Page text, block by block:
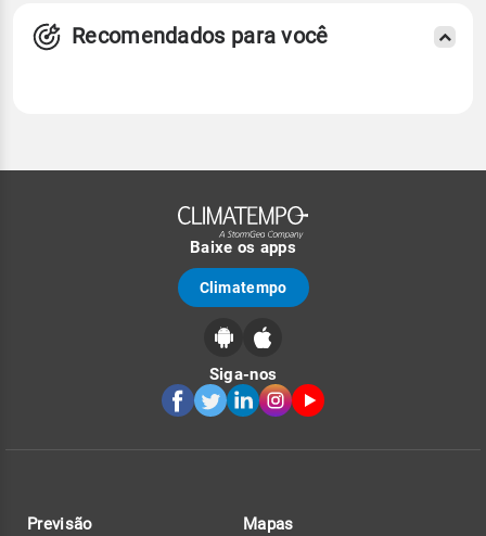
Recomendados para você
Baixe os apps
Climatempo
Siga-nos
Previsão Mapas